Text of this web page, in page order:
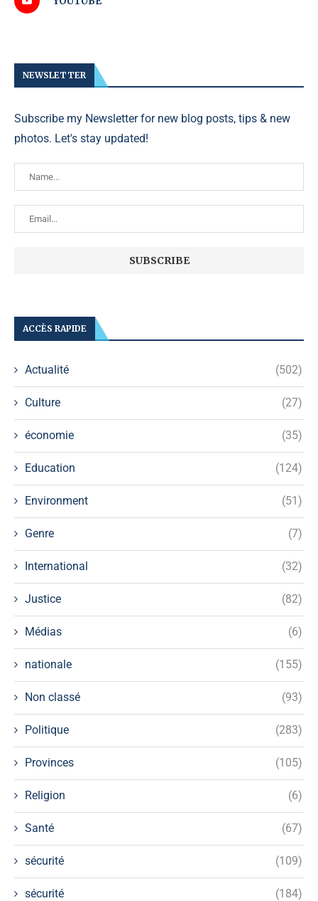
NEWSLETTER
Subscribe my Newsletter for new blog posts, tips & new
photos. Let's stay updated!
ACCÈS RAPIDE
Actualité (502)
Culture (27)
économie (35)
Education (124)
Environment (51)
Genre (7)
International (32)
Justice (82)
Médias (6)
nationale (155)
Non classé (93)
Politique (283)
Provinces (105)
Religion (6)
Santé (67)
sécurité (109)
sécurité (184)